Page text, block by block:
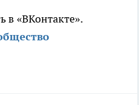
в «ВКонтакте».